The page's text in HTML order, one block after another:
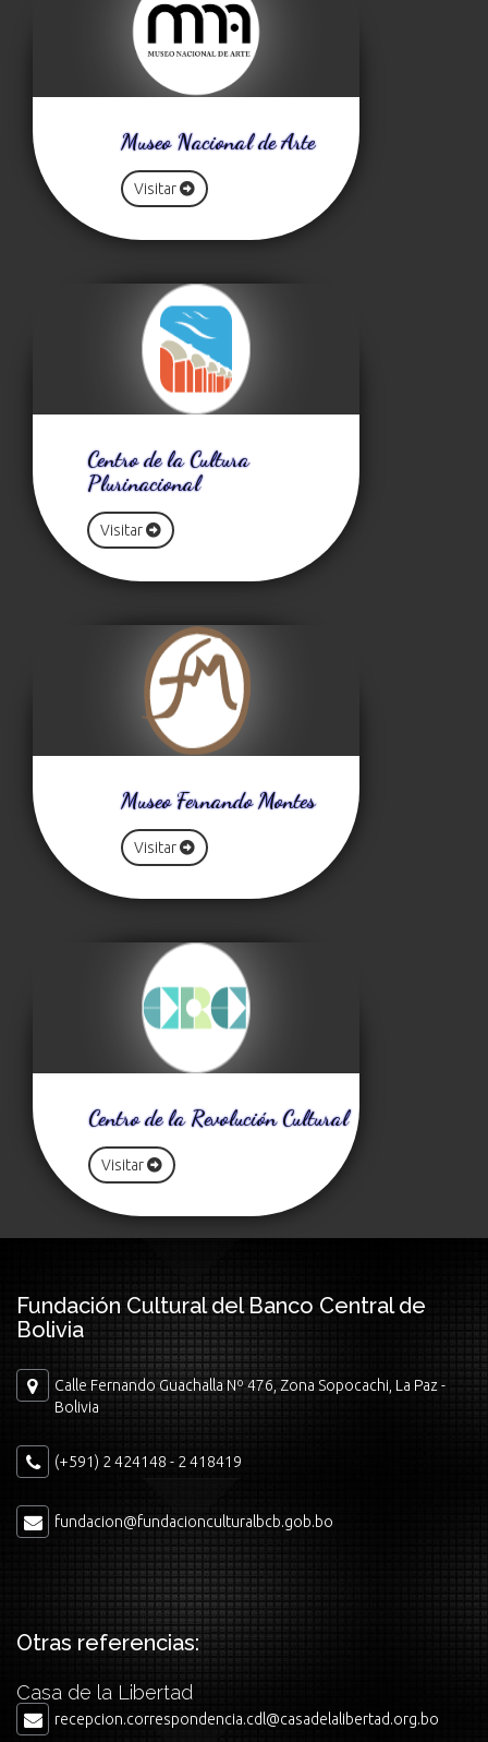
Museo Nacional de Arte
Visitar
Centro de la Cultura
Plurinacional
Visitar
Museo Fernando Montes
Visitar
Centro de la Revolución Cultural
Visitar
Fundación Cultural del Banco Central de
Bolivia
Calle Fernando Guachalla Nº 476, Zona Sopocachi, La Paz -
Bolivia
(+591) 2 424148 - 2 418419
fundacion@fundacionculturalbcb.gob.bo
Otras referencias:
Casa de la Libertad
recepcion.correspondencia.cdl@casadelalibertad.org.bo